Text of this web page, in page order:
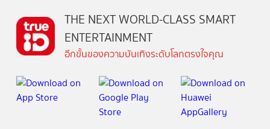
THE NEXT WORLD-CLASS SMART
ENTERTAINMENT
อีกขั้นของความบันเทิงระดับโลกตรงใจคุณ